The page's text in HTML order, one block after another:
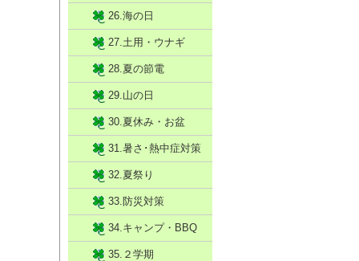
26.海の日
27.土用・ウナギ
28.夏の節電
29.山の日
30.夏休み・お盆
31.暑さ･熱中症対策
32.夏祭り
33.防災対策
34.キャンプ・BBQ
35.２学期